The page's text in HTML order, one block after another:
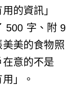
的資訊」
500 字、附 9
美的食物照
意的不是
」。